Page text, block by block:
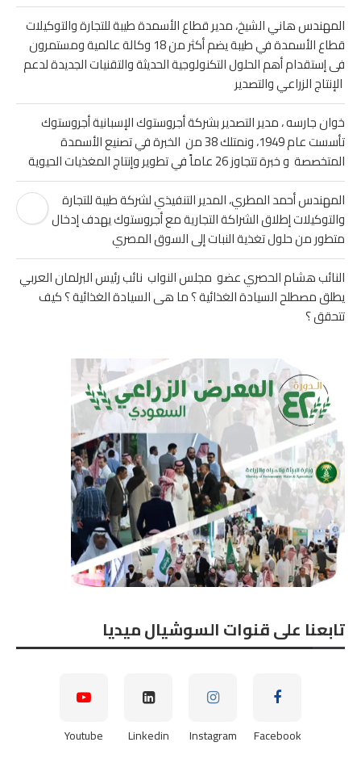
المهندس هاني الشيخ، مدير قطاع الأسمدة طيبة للتجارة والتوكيلات
قطاع الأسمدة في طيبة يضم أكثر من 18 وكالة عالمية ومستمرون
فى إستقدام أهم الحلول التكنولوجية الحديثة والتقنيات الجديدة لدعم
الإنتاج الزراعي والتصدير
خوان جارسه ، مدير التصدير بشركة أجروستوك الإسبانية أجروستوك
تأسست عام 1949، ونمتلك 38 من الخبرة في تصنيع الأسمدة
المتخصصة و خبرة تتجاوز 26 عاماً في تطوير وإنتاج المغذيات الحيوية
المهندس أحمد المطري، المدير التنفيذي لشركة طيبة للتجارة
والتوكيلات إطلاق الشراكة التجارية مع أجروستوك يهدف إدخال جيل
متطور من حلول تغذية النبات إلى السوق المصري
النائب هشام الحصري عضو مجلس النواب نائب رئيس البرلمان العربي
يطلق مصطلح السيادة الغذائية ؟ ما هى السيادة الغذائية ؟ كيف
تتحقق ؟
تابعنا على قنوات السوشيال ميديا
Facebook
Instagram
Linkedin
Youtube